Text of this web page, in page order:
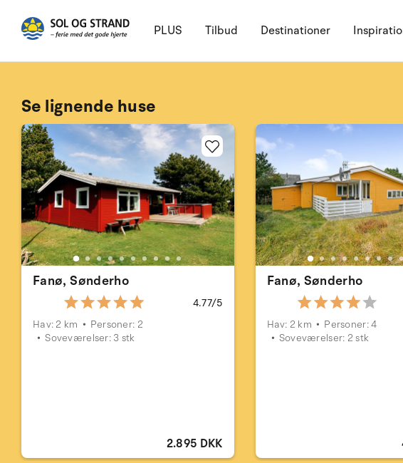
PLUS Tilbud Destinationer
Se lignende huse
Fanø, Sønderho
4.77/5
Hav: 2 km
Personer: 2
Soveværelser: 3 stk
2.895 DKK
Fanø, Sønderho
Hav: 2 km
Personer: 4
Soveværelser: 2 stk